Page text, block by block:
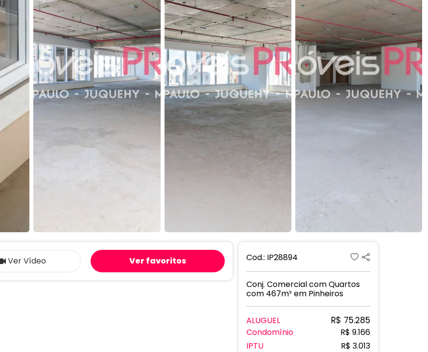
Ver Vídeo Ver favoritos Cod.: IP28894
Conj. Comercial com Quartos
com 467m² em Pinheiros
ALUGUEL R$ 75.285
Condomínio
R$ 9.166
IPTU
R$ 3.013